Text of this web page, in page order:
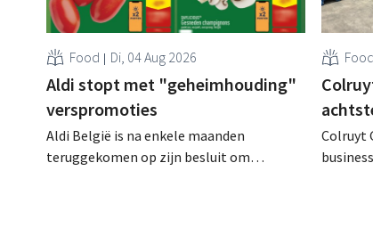
Food Di, 04 Aug 2026
Aldi stopt met "geheimhouding"
verspromoties
Aldi België is na enkele maanden
teruggekomen op zijn besluit om
Food
Colruyt